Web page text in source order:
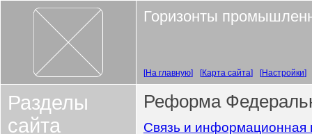
Горизонты
На главную Карта сайта Настройки
Разделы
сайта
Реформа
Связь и информационная